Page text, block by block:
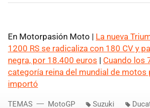
En Motorpasión Moto | La nueva
1200 RS se radicaliza con 180 CV y
negra, por 18.400 euros | Cuando los
categoría reina del mundial de motos
importó
TEMAS MotoGP Suzuki